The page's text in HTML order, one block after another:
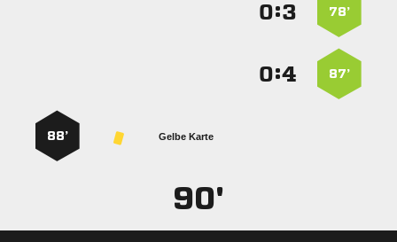
78’
:
87’
:
Gelbe Karte
88’
90'